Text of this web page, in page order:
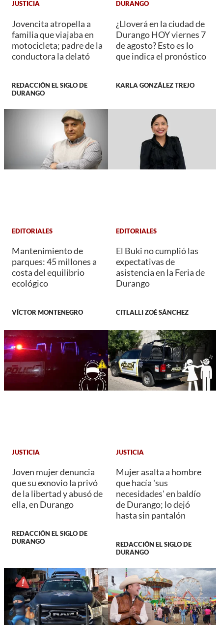
JUSTICIA
Jovencita atropella a
familia que viajaba en
motocicleta; padre de la
conductora la delató
REDACCIÓN EL SIGLO DE
DURANGO
DURANGO
¿Lloverá en la ciudad de
Durango HOY viernes 7
de agosto? Esto es lo
que indica el pronóstico
KARLA GONZÁLEZ TREJO
EDITORIALES
Mantenimiento de
parques: 45 millones a
costa del equilibrio
ecológico
VÍCTOR MONTENEGRO
EDITORIALES
El Buki no cumplió las
expectativas de
asistencia en la Feria de
Durango
CITLALLI ZOÉ SÁNCHEZ
JUSTICIA
Joven mujer denuncia
que su exnovio la privó
de la libertad y abusó de
ella, en Durango
REDACCIÓN EL SIGLO DE
DURANGO
JUSTICIA
Mujer asalta a hombre
que hacía 'sus
necesidades' en baldío
de Durango; lo dejó
hasta sin pantalón
REDACCIÓN EL SIGLO DE
DURANGO